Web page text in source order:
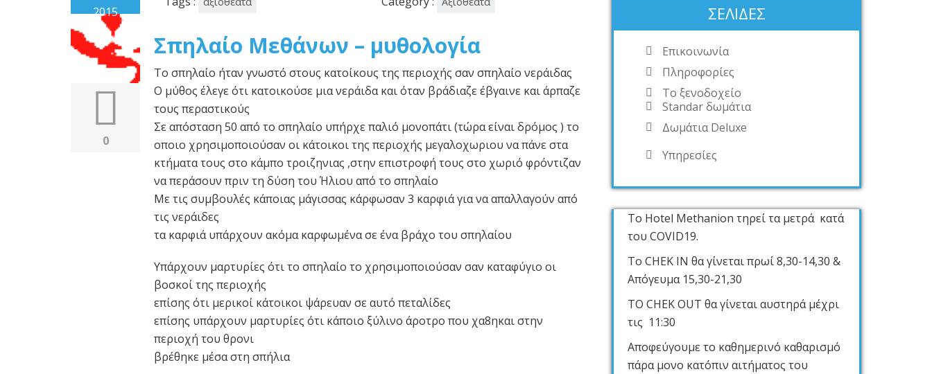
2015
0
Σπηλαίο Μεθάνων – μυθολογία
Το σπηλαίο ήταν γνωστό στους κατοίκους της περιοχής σαν σπηλαίο νεράιδας
Ο μύθος έλεγε ότι κατοικούσε μια νεράιδα και όταν βράδιαζε έβγαινε και άρπαζε
τους περαστικούς
Σε απόσταση 50 από το σπηλαίο υπήρχε παλιό μονοπάτι (τώρα είναι δρόμος ) το
οποιο χρησιμοποιούσαν οι κάτοικοι της περιοχής μεγαλοχωριου να πάνε στα
κτήματα τους στο κάμπο τροιζηνιας ,στην επιστροφή τους στο χωριό φρόντιζαν
να περάσουν πριν τη δύση του Ήλιου από το σπηλαίο
Με τις συμβουλές κάποιας μάγισσας κάρφωσαν 3 καρφιά για να απαλλαγούν από
τις νεράιδες
τα καρφιά υπάρχουν ακόμα καρφωμένα σε ένα βράχο του σπηλαίου
Υπάρχουν μαρτυρίες ότι το σπηλαίο το χρησιμοποιούσαν σαν καταφύγιο οι
βοσκοί της περιοχής
επίσης ότι μερικοί κάτοικοι ψάρευαν σε αυτό πεταλίδες
επίσης υπάρχουν μαρτυρίες ότι κάποιο ξύλινο άροτρο που χα8ηκαι στην
περιοχή του θρονι
βρέθηκε μέσα στη σπήλια
ΣΕΛΊΔΕΣ
Επικοινωνία
Πληροφορίες
Το ξενοδοχείο
Standar δωμάτια
Δωμάτια Deluxe
Υπηρεσίες
Το Hotel Methanion τηρεί τα μετρά κατά
του COVID19.
Το CHEK IN θα γίνεται πρωί 8,30-14,30 &
Απόγευμα 15,30-21,30
ΤΟ CHEK OUT θα γίνεται αυστηρά μέχρι
τις 11:30
Αποφεύγουμε το καθημερινό καθαρισμό
πάρα μονο κατόπιν αιτήματος του